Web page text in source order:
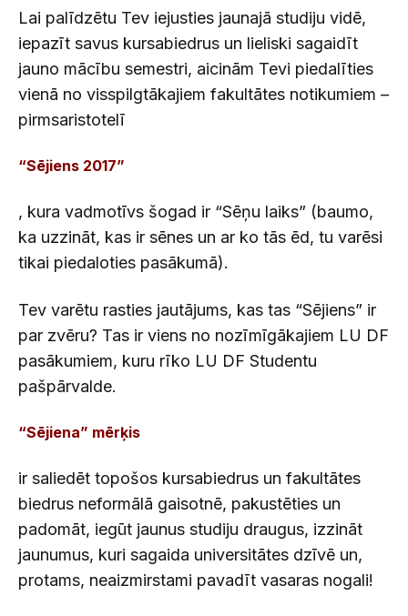
Lai palīdzētu Tev iejusties jaunajā studiju vidē,
iepazīt savus kursabiedrus un lieliski sagaidīt
jauno mācību semestri, aicinām Tevi piedalīties
vienā no visspilgtākajiem fakultātes notikumiem –
pirmsaristotelī
“Sējiens 2017”
, kura vadmotīvs šogad ir “Sēņu laiks” (baumo,
ka uzzināt, kas ir sēnes un ar ko tās ēd, tu varēsi
tikai piedaloties pasākumā).
Tev varētu rasties jautājums, kas tas “Sējiens” ir
par zvēru? Tas ir viens no nozīmīgākajiem LU DF
pasākumiem, kuru rīko LU DF Studentu
pašpārvalde.
“Sējiena” mērķis
ir saliedēt topošos kursabiedrus un fakultātes
biedrus neformālā gaisotnē, pakustēties un
padomāt, iegūt jaunus studiju draugus, izzināt
jaunumus, kuri sagaida universitātes dzīvē un,
protams, neaizmirstami pavadīt vasaras nogali!